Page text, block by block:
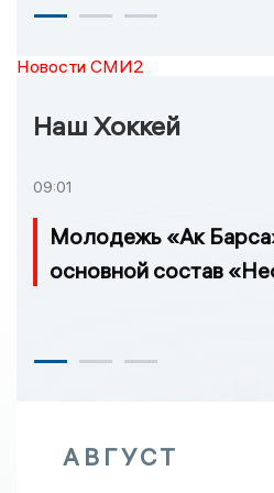
Новости СМИ2
Наш Хоккей
09:01
Молодежь «Ак
основной состав
АВГУСТ